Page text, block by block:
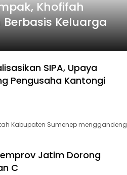
Khofifah
Keluarga
SIPA, Upaya
Pengusaha Kantongi
Kabupaten Sumenep menggandeng
Jatim Dorong
C